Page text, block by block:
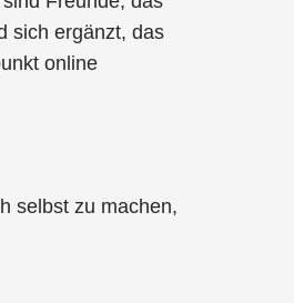
sich ergänzt, das
online
selbst zu machen,